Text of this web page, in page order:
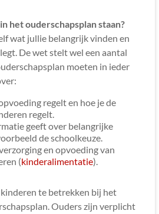
het ouderschapsplan staan?
wat jullie belangrijk vinden en
De wet stelt wel een aantal
moeten in ieder
regelt en hoe je de
regelt.
geeft over belangrijke
de schoolkeuze.
en opvoeding van
(kinderalimentatie).
te betrekken bij het
Ouders zijn verplicht